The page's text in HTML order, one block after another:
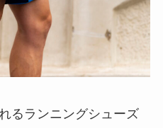
るランニングシューズ